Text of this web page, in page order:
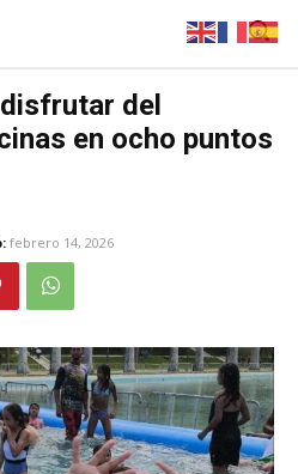
del
en ocho puntos
febrero 14, 2026